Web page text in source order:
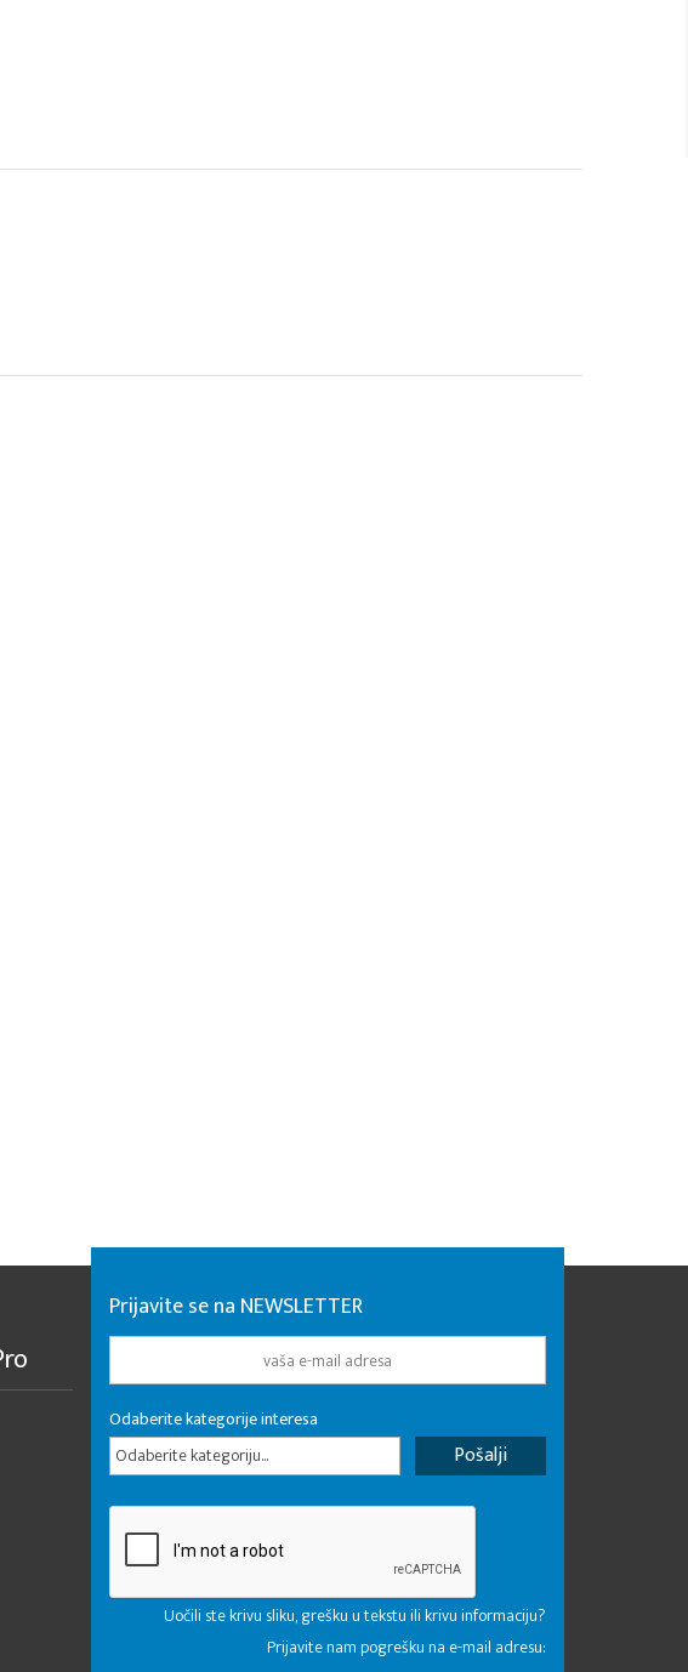
Prijavite se na NEWSLETTER
Odaberite kategorije interesa
Odaberite kategoriju...
Uočili ste krivu sliku, grešku u tekstu ili krivu informaciju?
Prijavite nam pogrešku na e-mail adresu: